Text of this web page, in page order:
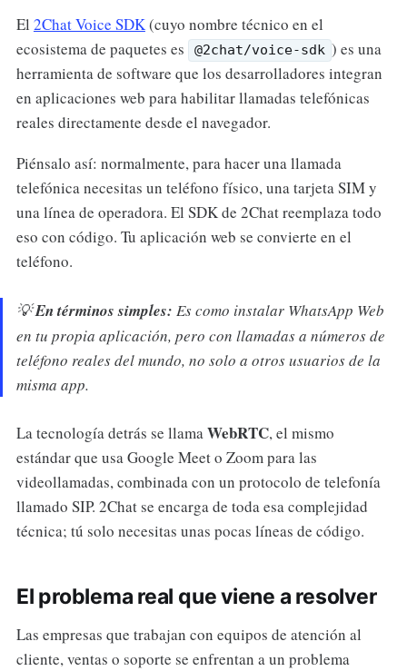
El 2Chat Voice SDK(cuyo nombre técnico en el
ecosistema de paquetes es
@2chat/voice-sdk ) es una
herramienta de software que los desarrolladores integran
en aplicaciones web para habilitar llamadas telefónicas
reales directamente desde el navegador.
Piénsalo así: normalmente, para hacer una llamada
telefónica necesitas un teléfono físico, una tarjeta SIM y
una línea de operadora. El SDK de 2Chat reemplaza todo
eso con código. Tu aplicación web se convierte en el
teléfono.
💡En términos simples: Es como instalar WhatsApp Web
en tu propia aplicación, pero con llamadas a números de
teléfono reales del mundo, no solo a otros usuarios de la
misma app.
La tecnología detrás se llamaWebRTC, el mismo
estándar que usa Google Meet o Zoom para las
videollamadas, combinada con un protocolo de telefonía
llamado SIP. 2Chat se encarga de toda esa complejidad
técnica; tú solo necesitas unas pocas líneas de código.
El problema real que viene a resolver
Las empresas que trabajan con equipos de atención al
cliente, ventas o soporte se enfrentan a un problema